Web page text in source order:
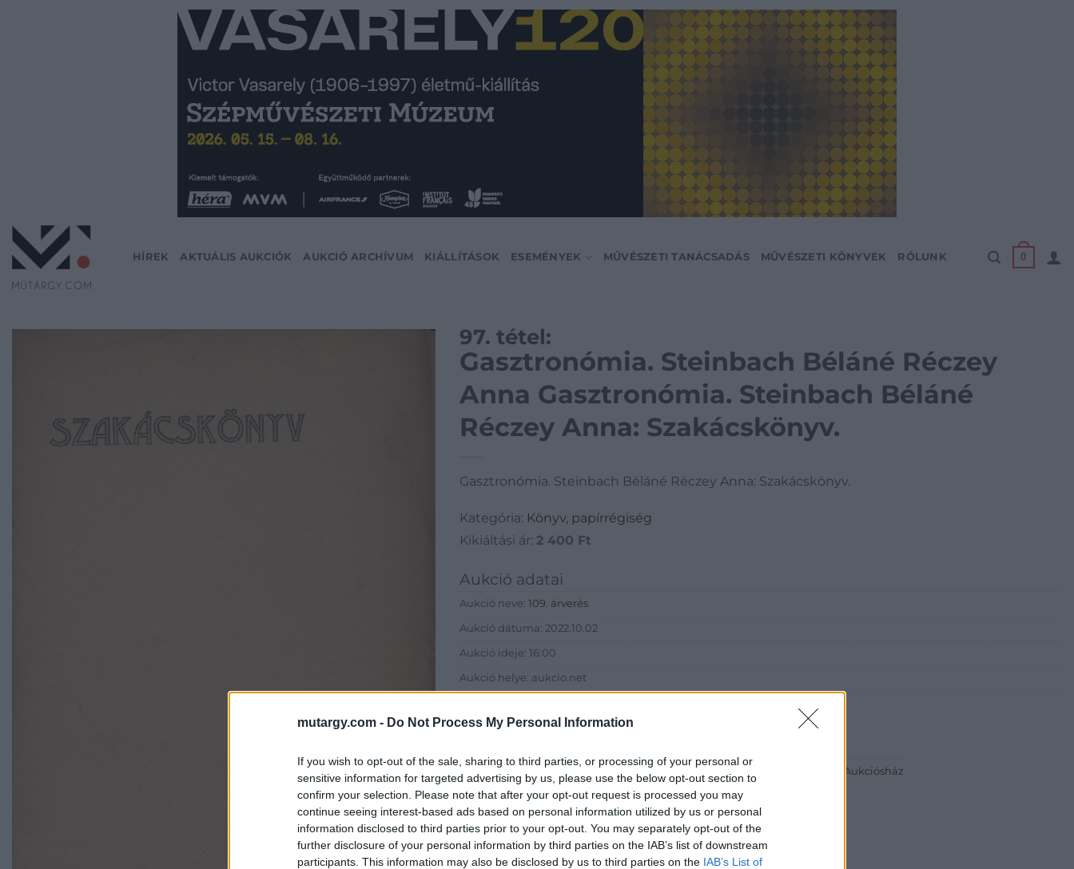
mutargy.com - Do Not Process My Personal Information
If you wish to opt-out of the sale, sharing to third parties, or processing of your personal or
sensitive information for targeted advertising by us, please use the below opt-out section to
confirm your selection. Please note that after your opt-out request is processed you may
continue seeing interest-based ads based on personal information utilized by us or personal
information disclosed to third parties prior to your opt-out. You may separately opt-out of the
further disclosure of your personal information by third parties on the IAB’s list of downstream
participants. This information may also be disclosed by us to third parties on the IAB’s List of
HÍREK AKTUÁLIS AUKCIÓK AUKCIÓ ARCHÍVUM KIÁLLÍTÁSOK ESEMÉNYEK MŰVÉSZETI TANÁCSADÁS MŰVÉSZETI KÖNYVEK RÓLUNK 0
97. tétel:
Gasztronómia. Steinbach Béláné Réczey
Anna Gasztronómia. Steinbach Béláné
Réczey Anna: Szakácskönyv.
Gasztronómia. Steinbach Béláné Réczey Anna: Szakácskönyv.
Kategória: Könyv, papírrégiség
Kikiáltási ár: 2 400 Ft
Aukció adatai
Aukció neve: 109. árverés
Aukció dátuma: 2022.10.02
Aukció ideje: 16:00
Aukció helye: aukcio.net
Eladó: Aukcio.net - Mike Portobello Aukciósház
Cím: Vízkeleti Lívia
Mipo Kft
Budapest
+36703805044
1053